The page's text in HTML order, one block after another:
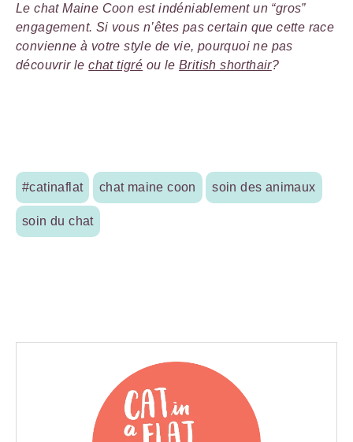
Le chat Maine Coon est indéniablement un “gros”
engagement. Si vous n’êtes pas certain que cette race
convienne à votre style de vie, pourquoi ne pas
découvrir lechat tigré ou leBritish shorthair?
#catinaflat chat maine coon soin des animaux
soin du chat